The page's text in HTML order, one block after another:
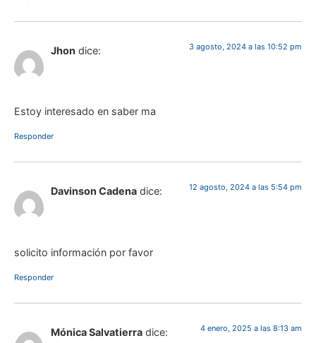
Jhon dice: 3 agosto, 2024 a las 10:52 pm
Estoy interesado en saber ma
Responder
Davinson Cadena dice: 12 agosto, 2024 a las 5:54 pm
solicito información por favor
Responder
Mónica Salvatierra dice: 4 enero, 2025 a las 8:13 am